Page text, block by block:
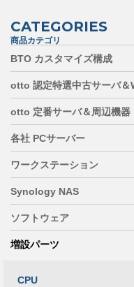
CATEGORIES
商品カテゴリ
BTO カスタマイズ構成
otto 認定特選中古サーバ＆
otto 定番サーバ＆周辺機器
各社 PCサーバー
ワークステーション
Synology NAS
ソフトウェア
増設パーツ
CPU